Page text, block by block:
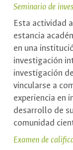
Seminario de
Esta actividad
estancia
en una
investigación
investigación
vincularse a
experiencia en
desarrollo de
comunidad
Examen de